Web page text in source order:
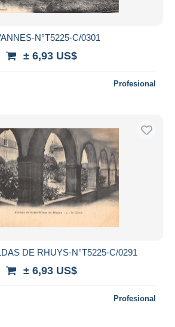
N°T5225-C/0301
± 6,93 US$
Profesional
DE RHUYS-N°T5225-C/0291
± 6,93 US$
Profesional